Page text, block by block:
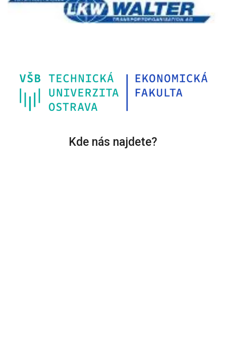
Kde nás najdete?